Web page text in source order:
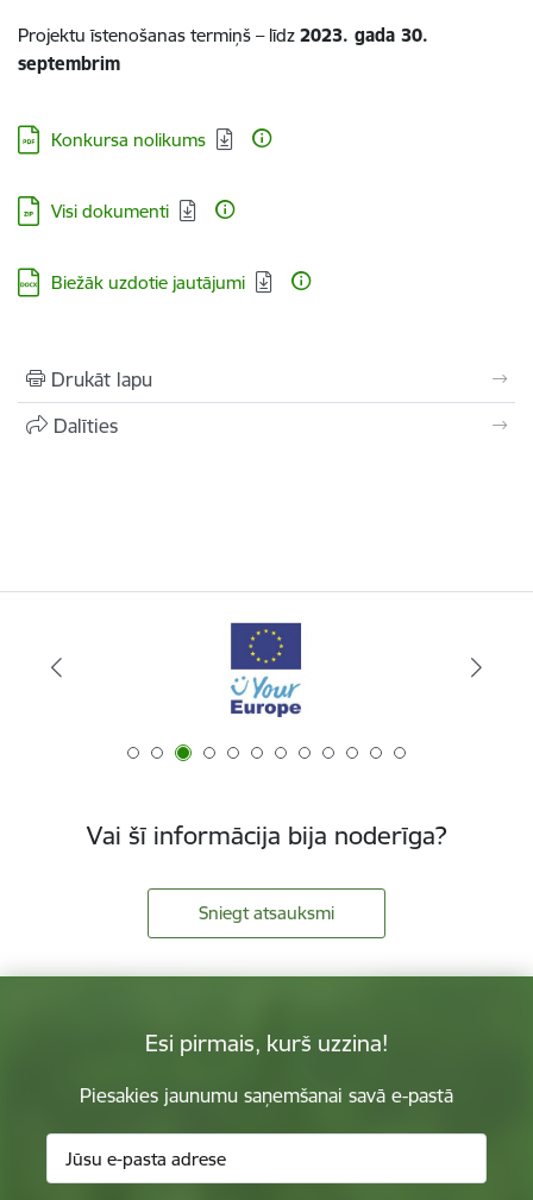
Projektu īstenošanas termiņš – līdz 2023. gada 30.
septembrim
Lejupielādēt:
Konkursa nolikums
Lejupielādēt:
Visi dokumenti
Lejupielādēt:
Biežāk uzdotie jautājumi
Drukāt lapu
Dalīties
Vai šī informācija bija noderīga?
Sniegt atsauksmi
Esi pirmais, kurš uzzina!
Piesakies jaunumu saņemšanai savā e-pastā